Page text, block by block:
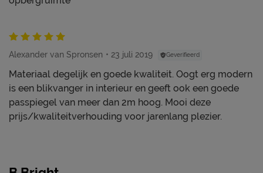
Alexander van Spronsen 23 juli 2019 Geverifieerd
Materiaal degelijk en goede kwaliteit. Oogt erg modern
is een blikvanger in interieur en geeft ook een goede
passpiegel van meer dan 2m hoog. Mooi deze
prijs/kwaliteitverhouding voor jarenlang plezier.